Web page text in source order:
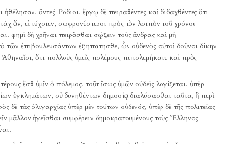
ὄντες Ῥόδιοι, ἔργῳ δὲ πειραθέντες καὶ διδαχθέντες ὅτι
ἄν, εἰ τύχοιεν, σωφρονέστεροι πρὸς τὸν λοιπὸν τοῦ χρόνου
φημὶ δὴ χρῆναι πειρᾶσθαι σῴζειν τοὺς ἄνδρας καὶ μὴ
τῶν ἐπιβουλευσάντων ἐξηπάτησθε, ὧν οὐδενὸς αὐτοὶ δοῦναι δίκην
Ἀθηναῖοι, ὅτι πολλοὺς ὑμεῖς πολέμους πεπολεμήκατε καὶ πρὸς
ἔσθ ὑμῖν ὁ πόλεμος, τοῦτ ἴσως ὑμῶν οὐδεὶς λογίζεται. ὑπὲρ
ἐγκλημάτων, οὐ δυνηθέντων δημοσίᾳ διαλύσασθαι ταῦτα, ἢ περὶ
δὲ τὰς ὀλιγαρχίας ὑπὲρ μὲν τούτων οὐδενός, ὑπὲρ δὲ τῆς πολιτείας
μᾶλλον ἡγεῖσθαι συμφέρειν δημοκρατουμένους τοὺς Ἕλληνας